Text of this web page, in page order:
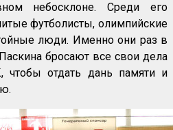
небосклоне. Среди его
футболисты, олимпийские
люди. Именно они раз в
бросают все свои дела
отдать дань памяти и